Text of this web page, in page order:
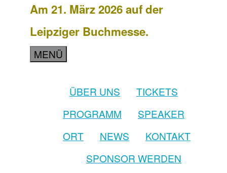
Am 21. März 2026 auf der
Leipziger Buchmesse.
MENÜ
ÜBER UNS
TICKETS
PROGRAMM
SPEAKER
ORT
NEWS
KONTAKT
SPONSOR WERDEN